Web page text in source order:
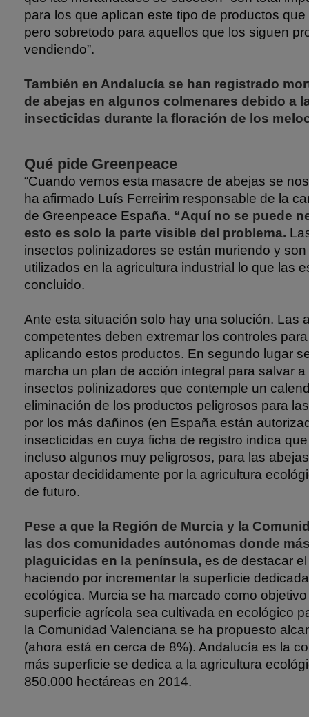
para los que aplican este tipo de productos
pero sobretodo para aquellos que los siguen
vendiendo”.
También en Andalucía se han registrado
de abejas en algunos colmenares debido a
insecticidas durante la floración de los
Qué pide Greenpeace
“Cuando vemos esta masacre de abejas se
ha afirmado Luís Ferreirim responsable de la
de Greenpeace España. “Aquí no se puede
esto es solo la parte visible del problema.
insectos polinizadores se están muriendo y
utilizados en la agricultura industrial lo que las
concluido.
Ante esta situación solo hay una solución. Las
competentes deben extremar los controles
aplicando estos productos. En segundo lugar
marcha un plan de acción integral para salvar
insectos polinizadores que contemple un
eliminación de los productos peligrosos para
por los más dañinos (en España están
insecticidas en cuya ficha de registro indica
incluso algunos muy peligrosos, para las
apostar decididamente por la agricultura
de futuro.
Pese a que la Región de Murcia y la
las dos comunidades autónomas donde
plaguicidas en la península, es de destacar
haciendo por incrementar la superficie
ecológica. Murcia se ha marcado como
superficie agrícola sea cultivada en ecológico
la Comunidad Valenciana se ha propuesto
(ahora está en cerca de 8%). Andalucía es la
más superficie se dedica a la agricultura
850.000 hectáreas en 2014.